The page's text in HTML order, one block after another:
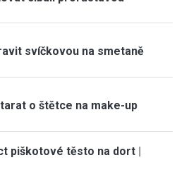
svíčkovou na smetaně
o štětce na make-up
piškotové těsto na dort |